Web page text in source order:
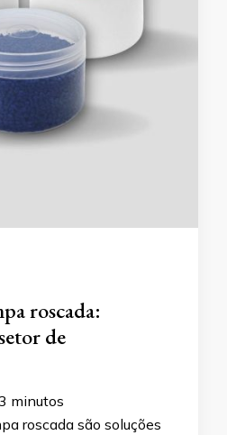
roscada:
de
minutos
roscada são soluções